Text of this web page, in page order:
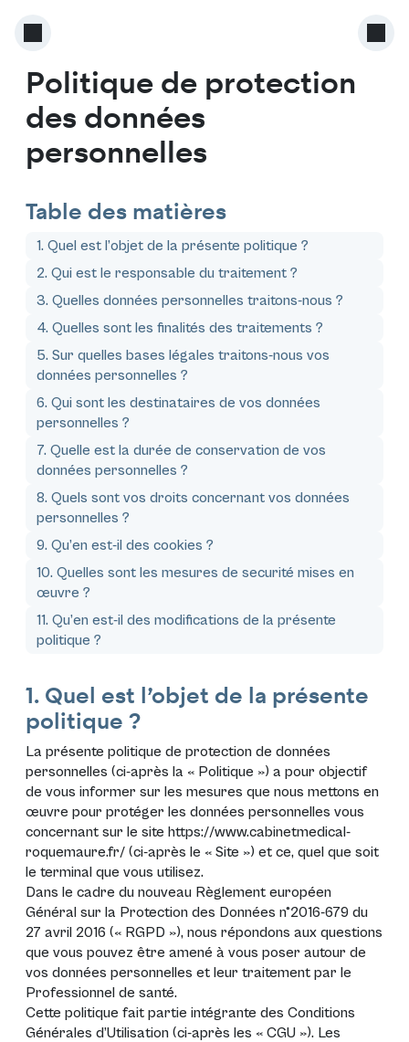
Politique de protection
des données
personnelles
Table des matières
1. Quel est l’objet de la présente politique ?
2. Qui est le responsable du traitement ?
3. Quelles données personnelles traitons-nous ?
4. Quelles sont les finalités des traitements ?
5. Sur quelles bases légales traitons-nous vos
données personnelles ?
6. Qui sont les destinataires de vos données
personnelles ?
7. Quelle est la durée de conservation de vos
données personnelles ?
8. Quels sont vos droits concernant vos données
personnelles ?
9. Qu’en est-il des cookies ?
10. Quelles sont les mesures de securité mises en
œuvre ?
11. Qu’en est-il des modifications de la présente
politique ?
1. Quel est l’objet de la présente
politique ?
La présente politique de protection de données
personnelles (ci-après la « Politique ») a pour objectif
de vous informer sur les mesures que nous mettons en
œuvre pour protéger les données personnelles vous
concernant sur le site https://www.cabinetmedical-
roquemaure.fr/ (ci-après le « Site ») et ce, quel que soit
le terminal que vous utilisez.
Dans le cadre du nouveau Règlement européen
Général sur la Protection des Données n°2016-679 du
27 avril 2016 (« RGPD »), nous répondons aux questions
que vous pouvez être amené à vous poser autour de
vos données personnelles et leur traitement par le
Professionnel de santé.
Cette politique fait partie intégrante des Conditions
Générales d’Utilisation (ci-après les « CGU »). Les